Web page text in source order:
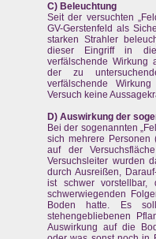
C) Beleuchtung
Seit der versuchten
GV-Gerstenfeld als
starken Strahler
dieser Eingriff in die
verfälschende Wirkung
der zu
verfälschende
Versuch keine
D) Auswirkung der
Bei der sogenannten
sich mehrere Personen
auf der
Versuchsleiter wurden
durch Ausreißen,
ist schwer vorstellbar,
schwerwiegenden
Boden hatte. Es
stehengebliebenen
Auswirkung auf die